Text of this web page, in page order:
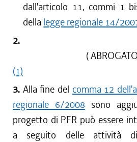
dall'articolo 11, commi 1
della legge regionale 14/
2.
(
(1)
3. Alla fine del comma 12
regionale 6/2008 sono
progetto di PFR può essere
a seguito delle attività